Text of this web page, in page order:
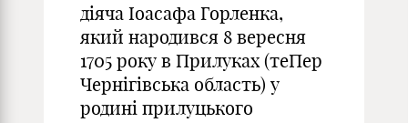
діяча Іоасафа Горленка,
який народився 8 вересня
1705 року в Прилуках (теПер
Чернігівська область) у
родині прилуцького